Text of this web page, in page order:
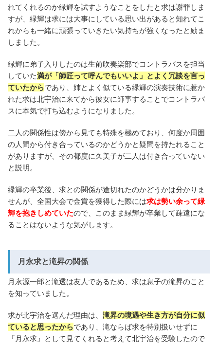
れてくれるのか緑輝を試すようなことをしたと求は謝罪しま
すが、緑輝は求には大事にしている思い出があると知れてこ
れからも一緒に頑張っていきたい気持ちが強くなったと励ま
しました。
緑輝に弟子入りしたのは生前吹奏楽部でコントラバスを担当
していた満が「師匠って呼んでもいいよ」とよく冗談を言っ
ていたからであり、姉とよく似ている緑輝の演奏技術に惹か
れた求は北宇治に来てから彼女に師事することでコントラバ
スに本気で打ち込むようになりました。
二人の関係性は傍から見ても特殊を極めており、何度か周囲
の人間から付き合っているのかどうかと疑問を持たれること
がありますが、その都度に久美子が二人は付き合っていない
と説明。
緑輝の卒業後、求との関係が途切れたのかどうかは分かりま
せんが、全国大会で金賞を獲得した際には求は勢い余って緑
輝を抱きしめていたので、このまま緑輝が卒業して疎遠にな
ることはないような気がします。
月永求と滝昇の関係
月永源一郎と滝透は友人であるため、求は息子の滝昇のこと
を知っていました。
求が北宇治を選んだ理由は、 滝昇の境遇や生き方が自分に似
ていると思ったからであり、滝ならば求を特別扱いせずに
『月永求』として見てくれると考えて北宇治を受験したので